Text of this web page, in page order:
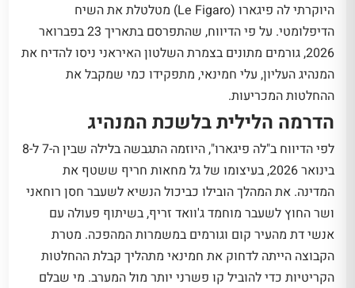
היוקרתי לה פיגארו (Le Figaro) מטלטלת את השיח
הדיפלומטי. על פי הדיווח, שהתפרסם בתאריך 23 בפברואר
2026, גורמים מתונים בצמרת השלטון האיראני ניסו להדיח את
המנהיג העליון, עלי חמינאי, מתפקידו כמי שמקבל את
ההחלטות המכריעות.
הדרמה הלילית בלשכת המנהיג
לפי הדיווח ב"לה פיגארו", היוזמה התגבשה בלילה שבין ה-7 ל-8
בינואר 2026, בעיצומו של גל מחאות חריף ששטף את
המדינה. את המהלך הובילו כביכול הנשיא לשעבר חסן רוחאני
ושר החוץ לשעבר מוחמד ג'וואד זריף, בשיתוף פעולה עם
אנשי דת מהעיר קום וגורמים במשמרות המהפכה. מטרת
הקבוצה הייתה לדחוק את חמינאי מתהליך קבלת ההחלטות
הקריטיות כדי להוביל קו פשרני יותר מול המערב. מי שבלם